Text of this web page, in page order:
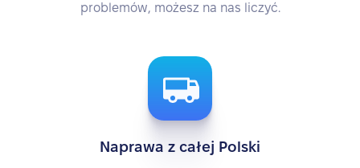
problemów, możesz na nas liczyć.
Naprawa z całej Polski